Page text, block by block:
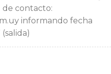
de contacto:
informando fecha